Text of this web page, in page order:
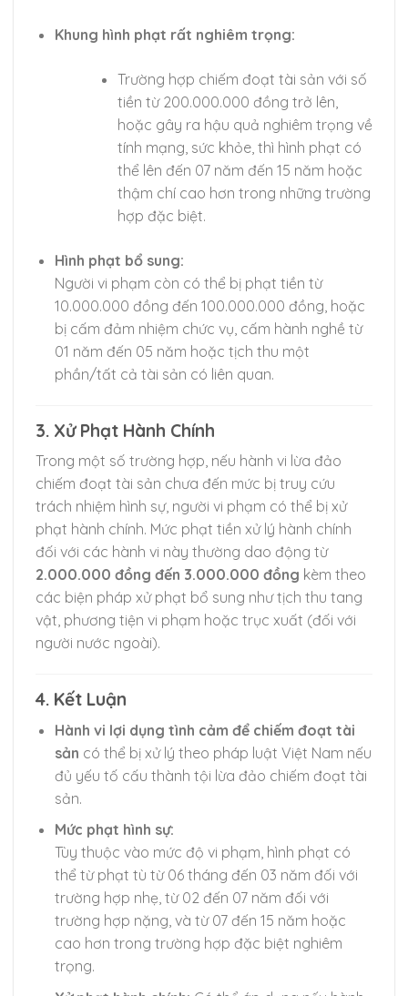
Khung hình phạt rất nghiêm trọng:
Trường hợp chiếm đoạt tài sản với số
tiền từ 200.000.000 đồng trở lên,
hoặc gây ra hậu quả nghiêm trọng về
tính mạng, sức khỏe, thì hình phạt có
thể lên đến 07 năm đến 15 năm hoặc
thậm chí cao hơn trong những trường
hợp đặc biệt.
Hình phạt bổ sung:
Người vi phạm còn có thể bị phạt tiền từ
10.000.000 đồng đến 100.000.000 đồng, hoặc
bị cấm đảm nhiệm chức vụ, cấm hành nghề từ
01 năm đến 05 năm hoặc tịch thu một
phần/tất cả tài sản có liên quan.
3. Xử Phạt Hành Chính
Trong một số trường hợp, nếu hành vi lừa đảo
chiếm đoạt tài sản chưa đến mức bị truy cứu
trách nhiệm hình sự, người vi phạm có thể bị xử
phạt hành chính. Mức phạt tiền xử lý hành chính
đối với các hành vi này thường dao động từ
2.000.000 đồng đến 3.000.000 đồng kèm theo
các biện pháp xử phạt bổ sung như tịch thu tang
vật, phương tiện vi phạm hoặc trục xuất (đối với
người nước ngoài).
4. Kết Luận
Hành vi lợi dụng tình cảm để chiếm đoạt tài
sản có thể bị xử lý theo pháp luật Việt Nam nếu
đủ yếu tố cấu thành tội lừa đảo chiếm đoạt tài
sản.
Mức phạt hình sự:
Tùy thuộc vào mức độ vi phạm, hình phạt có
thể từ phạt tù từ 06 tháng đến 03 năm đối với
trường hợp nhẹ, từ 02 đến 07 năm đối với
trường hợp nặng, và từ 07 đến 15 năm hoặc
cao hơn trong trường hợp đặc biệt nghiêm
trọng.